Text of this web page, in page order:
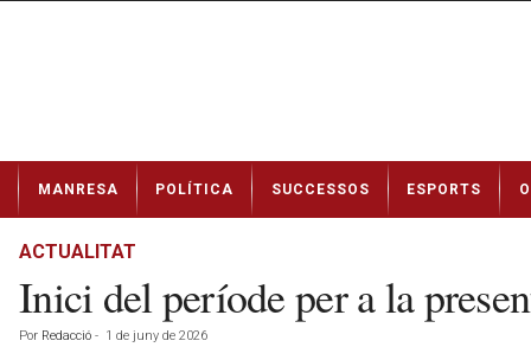
t
MANRESA POLÍTICA SUCCESSOS ESPORTS
ACTUALITAT
Inici del període per a la
Por Redacció - 1 de juny de 2026